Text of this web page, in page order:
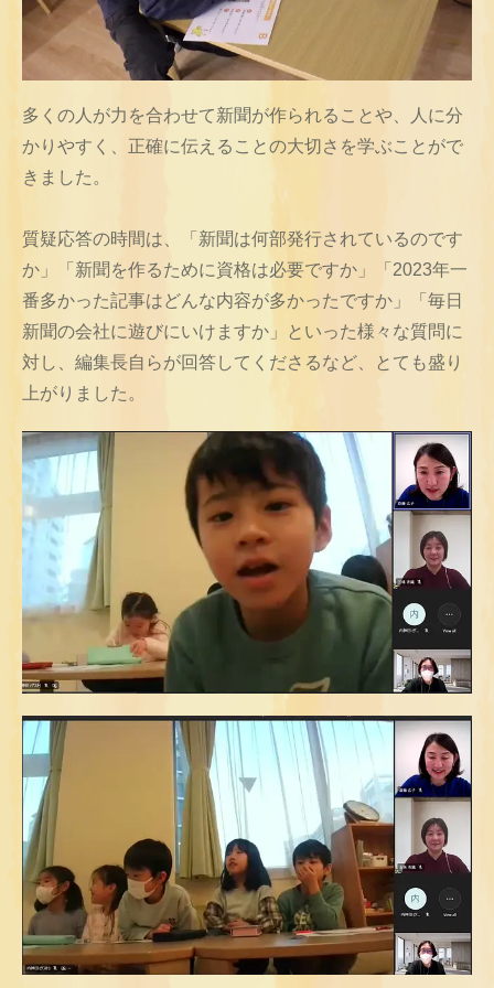
多くの人が力を合わせて新聞が作られることや、人に分
かりやすく、正確に伝えることの大切さを学ぶことがで
きました。
質疑応答の時間は、「新聞は何部発行されているのです
か」「新聞を作るために資格は必要ですか」「2023年一
番多かった記事はどんな内容が多かったですか」「毎日
新聞の会社に遊びにいけますか」といった様々な質問に
対し、編集長自らが回答してくださるなど、とても盛り
上がりました。